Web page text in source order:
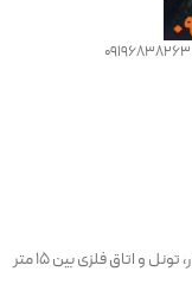
توانایی شناسایی اشیاء قیمتی در دیوار، تونل و اتاق فلزی بین 15 متر